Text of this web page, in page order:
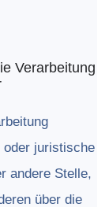
Verarbeitung
oder juristische
andere Stelle,
über die